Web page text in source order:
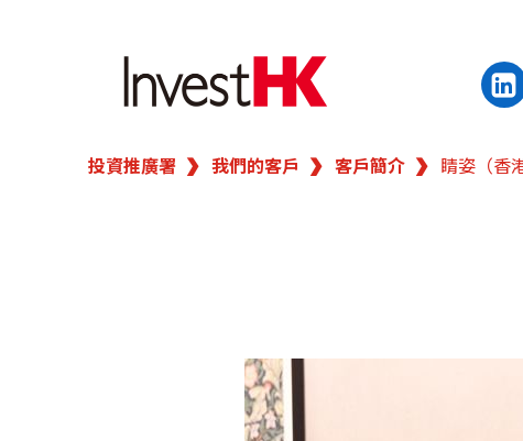
繁 简
新聞及活動
業務領域
投資推廣署 我們的客戶 客戶簡介 睛姿（香